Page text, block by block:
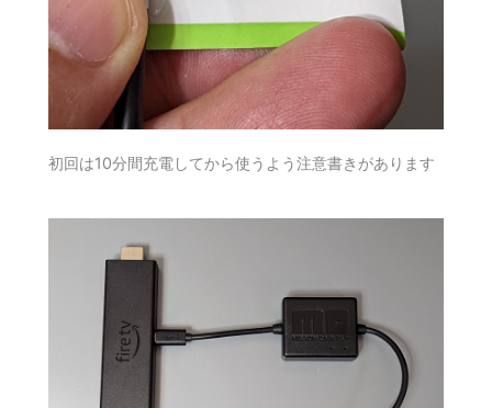
初回は10分間充電してから使うよう注意書きがあります